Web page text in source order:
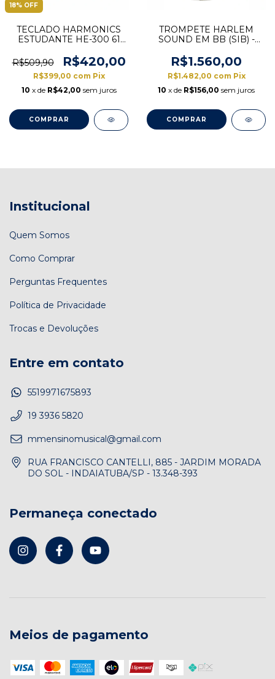
18% OFF
TECLADO HARMONICS
ESTUDANTE HE-300 61
R$509,90
R$420,00
R$399,00 com Pix
10 x de R$42,00 sem juros
TROMPETE HARLEM
SOUND EM BB (SIB) -
BY C.IBANEZ
R$1.560,00
R$1.482,00 com Pix
10 x de R$156,00 sem juros
Institucional
Quem Somos
Como Comprar
Perguntas Frequentes
Política de Privacidade
Trocas e Devoluções
Entre em contato
5519971675893
19 3936 5820
mmensinomusical@gmail.com
RUA FRANCISCO CANTELLI, 885 - JARDIM MORADA
DO SOL - INDAIATUBA/SP - 13.348-393
Permaneça conectado
Meios de pagamento